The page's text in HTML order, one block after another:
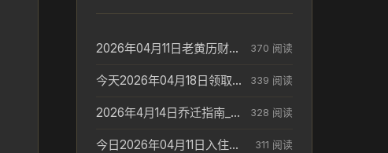
2026年04月11日老黄历财神方位_财神方位与供奉讲究 370 阅读
今天2026年04月18日领取结婚证老黄历不适合吗_领证日期参考 339 阅读
2026年4月14日乔迁指南_搬家择日参考 328 阅读
今日2026年04月11日入住新居老黄历不适宜吗_搬家择日参考 311 阅读